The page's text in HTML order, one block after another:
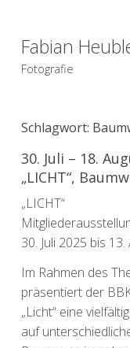
Fabian
Fotografie
Schlagwort:
30. Juli – 18.
„LICHT“,
„LICHT“
30. Juli 2025 bis
Im Rahmen des
präsentiert der
„Licht“ eine
auf